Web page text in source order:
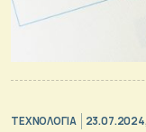
ΤΕΧΝΟΛΟΓΙΑ